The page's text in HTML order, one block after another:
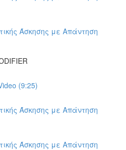
Άσκησης με Απάντηση
(9:25)
Άσκησης με Απάντηση
Άσκησης με Απάντηση